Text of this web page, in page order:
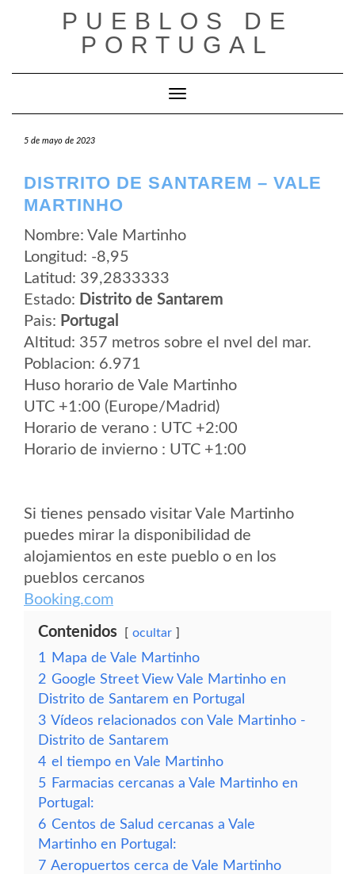
PUEBLOS DE
PORTUGAL
Cambiar modo de navegación
5 de mayo de 2023
DISTRITO DE SANTAREM – VALE
MARTINHO
Nombre: Vale Martinho
Longitud: -8,95
Latitud: 39,2833333
Estado: Distrito de Santarem
Pais: Portugal
Altitud: 357 metros sobre el nvel del mar.
Poblacion: 6.971
Huso horario de Vale Martinho
UTC +1:00 (Europe/Madrid)
Horario de verano : UTC +2:00
Horario de invierno : UTC +1:00
Si tienes pensado visitar Vale Martinho
puedes mirar la disponibilidad de
alojamientos en este pueblo o en los
pueblos cercanos
Booking.com
Contenidos ocultar
1
Mapa de Vale Martinho
2 Google Street View Vale Martinho en
Distrito de Santarem en Portugal
3 Vídeos relacionados con Vale Martinho -
Distrito de Santarem
4 el tiempo en Vale Martinho
5 Farmacias cercanas a Vale Martinho en
Portugal:
6 Centos de Salud cercanas a Vale
Martinho en Portugal:
7 Aeropuertos cerca de Vale Martinho